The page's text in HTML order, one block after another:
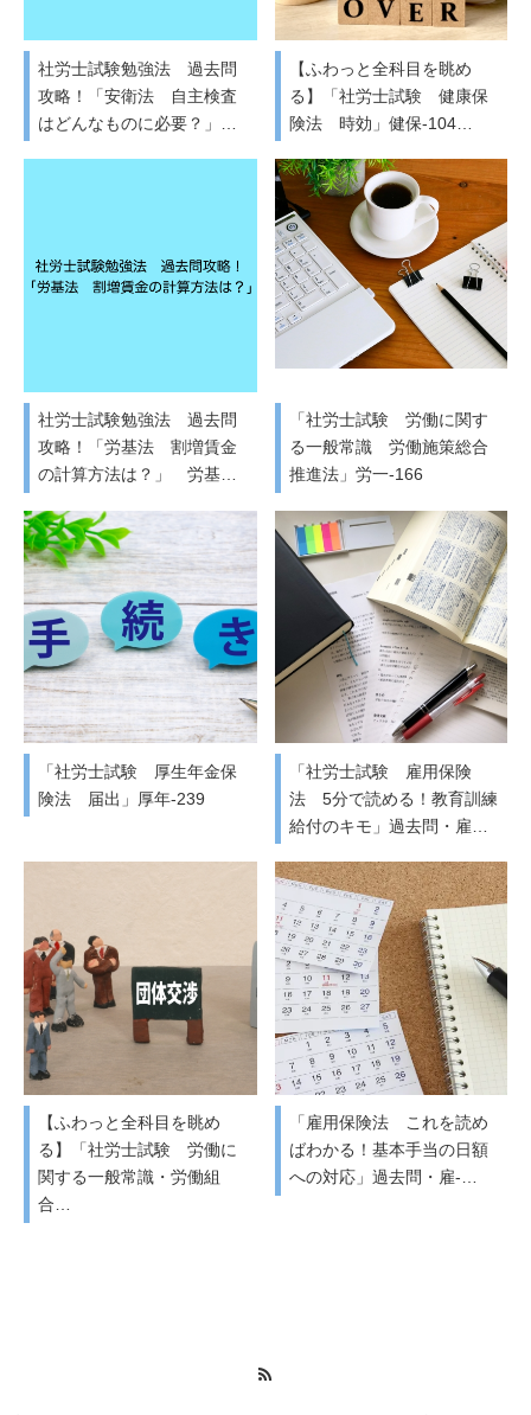
社労士試験勉強法 過去問
攻略！「安衛法 自主検査
はどんなものに必要？」…
【ふわっと全科目を眺め
る】「社労士試験 健康保
険法 時効」健保-104…
社労士試験勉強法 過去問
攻略！「労基法 割増賃金
の計算方法は？」 労基…
「社労士試験 労働に関す
る一般常識 労働施策総合
推進法」労一-166
「社労士試験 厚生年金保
険法 届出」厚年-239
「社労士試験 雇用保険
法 5分で読める！教育訓練
給付のキモ」過去問・雇…
【ふわっと全科目を眺め
る】「社労士試験 労働に
関する一般常識・労働組
合…
「雇用保険法 これを読め
ばわかる！基本手当の日額
への対応」過去問・雇-…